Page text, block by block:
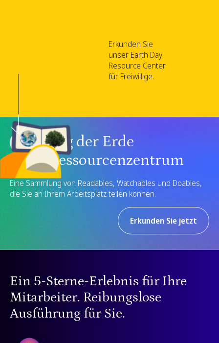
Erkunden Sie
unser Earth Day
Resource Center
für Freiwillige.
Tag der Erde
Ressourcenzentrum
Eine Sammlung von Readables, Watchables und Doables,
die Sie an Ihrem Arbeitsplatz teilen können.
Erkunden Sie jetzt
Ein 5-Sterne-Erlebnis für Ihre
Mitarbeiter. Reibungslose
Ausführung für Sie.